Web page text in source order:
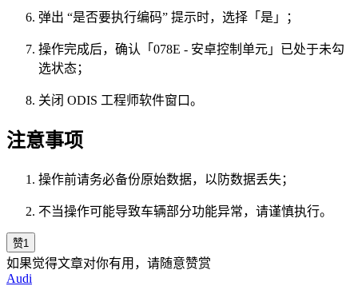
弹出 “是否要执行编码” 提示时，选择「是」；
操作完成后，确认「078E - 安卓控制单元」已处于未勾
选状态；
关闭 ODIS 工程师软件窗口。
注意事项
操作前请务必备份原始数据，以防数据丢失；
不当操作可能导致车辆部分功能异常，请谨慎执行。
赞1
如果觉得文章对你有用，请随意赞赏
Audi